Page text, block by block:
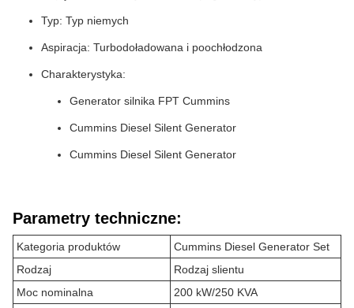
Typ: Typ niemych
Aspiracja: Turbodoładowana i poochłodzona
Charakterystyka:
Generator silnika FPT Cummins
Cummins Diesel Silent Generator
Cummins Diesel Silent Generator
Parametry techniczne:
Kategoria produktów
Cummins Diesel Generator Set
Rodzaj
Rodzaj slientu
Moc nominalna
200 kW/250 KVA